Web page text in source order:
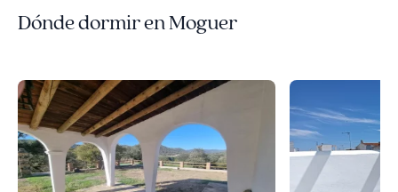
Dónde dormir en Moguer